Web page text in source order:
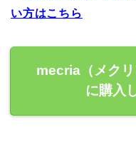
い方はこちら
mecria（メク
に購入